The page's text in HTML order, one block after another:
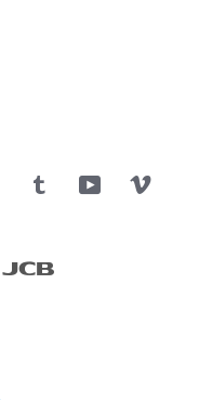
InstagramTumblr YouTube
American